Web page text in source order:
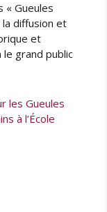
« Gueules
diffusion et
et
grand public
les Gueules
à l’École